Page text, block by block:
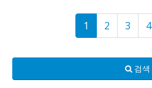
1 2 3 4
검색